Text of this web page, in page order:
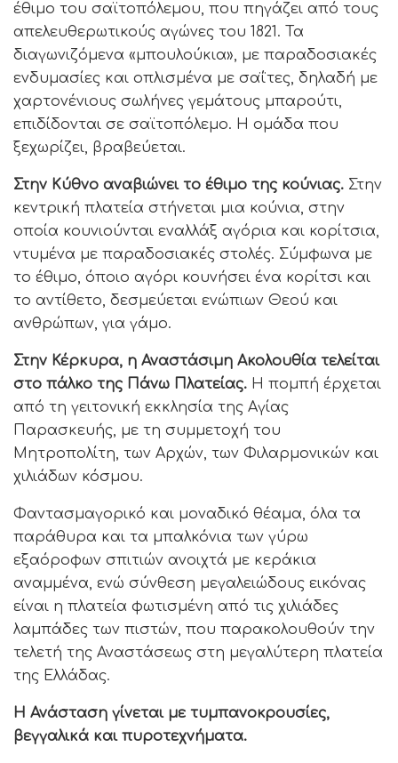
έθιμο του σαϊτοπόλεμου, που πηγάζει από τους
απελευθερωτικούς αγώνες του 1821. Τα
διαγωνιζόμενα «μπουλούκια», με παραδοσιακές
ενδυμασίες και οπλισμένα με σαΐτες, δηλαδή με
χαρτονένιους σωλήνες γεμάτους μπαρούτι,
επιδίδονται σε σαϊτοπόλεμο. Η ομάδα που
ξεχωρίζει, βραβεύεται.
Στην Κύθνο αναβιώνει το έθιμο της κούνιας. Στην
κεντρική πλατεία στήνεται μια κούνια, στην
οποία κουνιούνται εναλλάξ αγόρια και κορίτσια,
ντυμένα με παραδοσιακές στολές. Σύμφωνα με
το έθιμο, όποιο αγόρι κουνήσει ένα κορίτσι και
το αντίθετο, δεσμεύεται ενώπιων Θεού και
ανθρώπων, για γάμο.
Στην Κέρκυρα, η Αναστάσιμη Ακολουθία τελείται
στο πάλκο της Πάνω Πλατείας. Η πομπή έρχεται
από τη γειτονική εκκλησία της Αγίας
Παρασκευής, με τη συμμετοχή του
Μητροπολίτη, των Αρχών, των Φιλαρμονικών και
χιλιάδων κόσμου.
Φαντασμαγορικό και μοναδικό θέαμα, όλα τα
παράθυρα και τα μπαλκόνια των γύρω
εξαόροφων σπιτιών ανοιχτά με κεράκια
αναμμένα, ενώ σύνθεση μεγαλειώδους εικόνας
είναι η πλατεία φωτισμένη από τις χιλιάδες
λαμπάδες των πιστών, που παρακολουθούν την
τελετή της Αναστάσεως στη μεγαλύτερη πλατεία
της Ελλάδας.
Η Ανάσταση γίνεται με τυμπανοκρουσίες,
βεγγαλικά και πυροτεχνήματα.